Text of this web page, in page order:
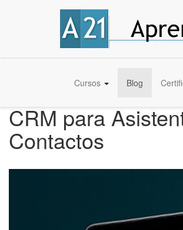
Cursos Blog
CRM para
Contactos